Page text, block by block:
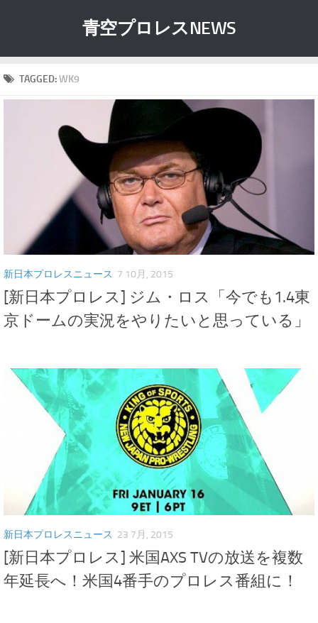
青空プロレスNEWS
TAGGED:WK9
新日本プロレスニュース 7 10月, 2015
[新日本プロレス] ジム・ロス「今でも1.4東
京ドームの実況をやりたいと思っている」
新日本プロレスニュース 23 7月, 2015
[新日本プロレス] 米国AXS TVの放送を複数
年延長へ！米国4番手のプロレス番組に！